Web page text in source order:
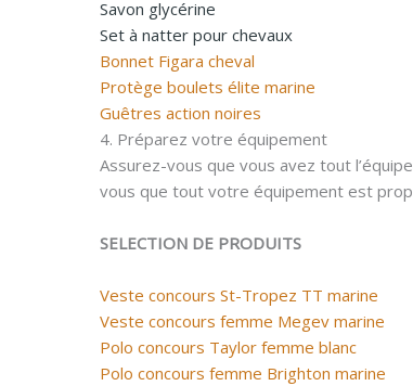
Savon glycérine
Set à natter pour chevaux
Bonnet Figara cheval
Protège boulets élite marine
Guêtres action noires
4. Préparez votre équipement
Assurez-vous que vous avez tout
vous que tout votre équipement est
SELECTION DE PRODUITS
Veste concours St-Tropez TT marine
Veste concours femme Megev marine
Polo concours Taylor femme blanc
Polo concours femme Brighton marine